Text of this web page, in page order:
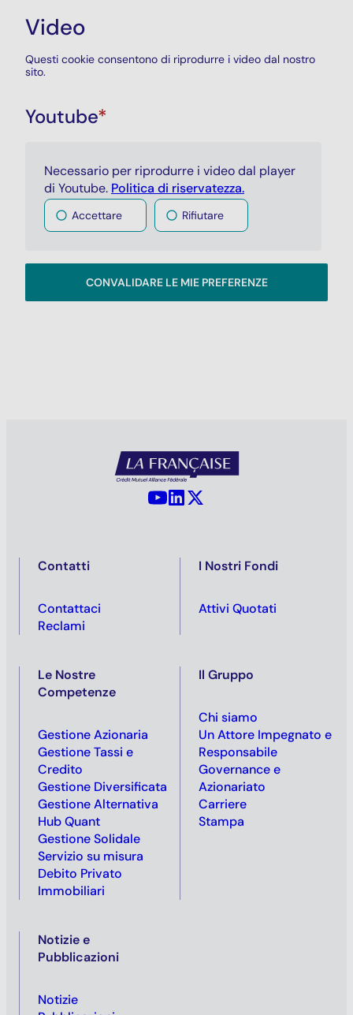
Video
Questi cookie consentono di riprodurre i video dal nostro
sito.
Youtube*
Necessario per riprodurre i video dal player
di Youtube. Politica di riservatezza.
Accettare Rifiutare
CONVALIDARE LE MIE PREFERENZE
YouTube - La Française
LinkedIn - La Française
Contatti
Contattaci
Reclami
I Nostri Fondi
Attivi Quotati
Le Nostre
Competenze
Gestione Azionaria
Gestione Tassi e
Credito
Gestione Diversificata
Gestione Alternativa
Hub Quant
Gestione Solidale
Servizio su misura
Debito Privato
Immobiliari
Il Gruppo
Chi siamo
Un Attore Impegnato e
Responsabile
Governance e
Azionariato
Carriere
Stampa
Notizie e
Pubblicazioni
Notizie